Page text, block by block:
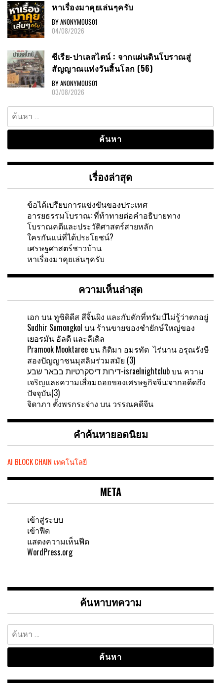
หาเรื่องมาคุยเล่นๆครับ
BY ANONYMOUS01
04/08/2026
ซีเรีย-ปาเลสไตน์ : จากแผ่นดินโบราณสู่
สัญญาณแห่งวันสิ้นโลก (56)
BY ANONYMOUS01
03/08/2026
ค้นหา
สำหรับ:
เรื่องล่าสุด
ข้อได้เปรียบการแข่งขันของประเทศ
อารยธรรมโบราณ: ที่ท้าทายต่อคำอธิบายทาง
โบราณคดีและประวัติศาสตร์สายหลัก
ใครกันแน่ที่ได้ประโยชน์?
เศรษฐศาสตร์ชาวบ้าน
หาเรื่องมาคุยเล่นๆครับ
ความเห็นล่าสุด
เอก บนทูซิดิดีส สีจิ้นผิง และกับดักที่ทรัมป์ไม่รู้ว่าตกอยู่
Sudhir Sumongkol บน ร้านขายของชำยักษ์ใหญ่ของ
เยอรมัน อัลดี และลีเดิล
Pramook Mooktareeบน กิติมา อมรทัต ไร่นาน อรุณรังษี
สองปัญญาชนมุสลิมร่วมสมัย (3)
דירות דיסקרטיות בבאר שבע-israelnightclubบน ความ
เจริญและความเสื่อมถอยของเศรษฐกิจจีน:จากอดีดถึง
ปัจจุบัน(3)
จิดาภา ตั้งพรกระจ่าง บน วรรณคดีจีน
คำค้นหายอดนิยม
AI BLOCK CHAIN เทคโนโลยี
META
เข้าสู่ระบบ
เข้าฟีด
แสดงความเห็นฟีด
WordPress.org
ค้นหาบทความ
ค้นหา
สำหรับ: